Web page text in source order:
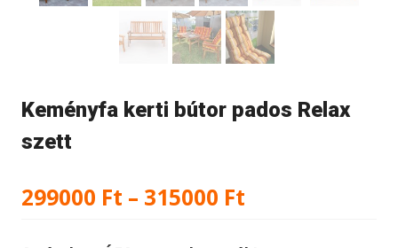
Keményfa kerti bútor pados Relax
szett
299000 Ft – 315000 Ft